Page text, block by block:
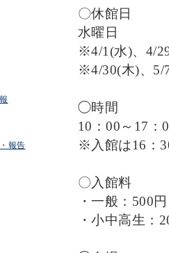
〇休館日
水曜日
※4/1(水)、4/
※4/30(木)、5/
◯時間
10：00～17：
※入館は16：
〇入館料
・一般：500円
・小中高生：
報告